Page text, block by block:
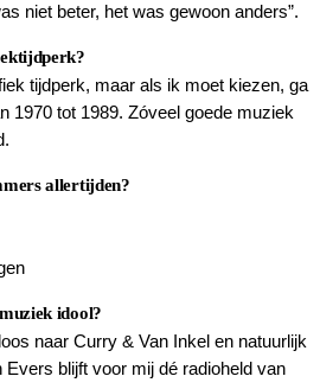
niet beter, het was gewoon anders”.
tijdperk, maar als ik moet kiezen, ga
1970 tot 1989. Zóveel goede muziek
allertijden?
idool?
naar Curry & Van Inkel en natuurlijk
blijft voor mij dé radioheld van